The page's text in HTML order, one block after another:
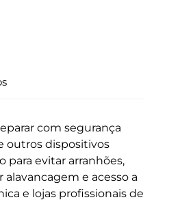
com segurança
outros dispositivos
para evitar arranhões,
e acesso a
e lojas profissionais de